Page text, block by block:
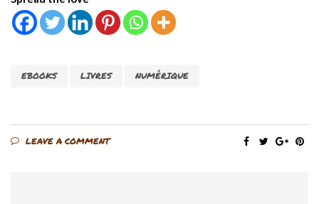
EBOOKS LIVRES NUMÉRIQUE
LEAVE A COMMENT